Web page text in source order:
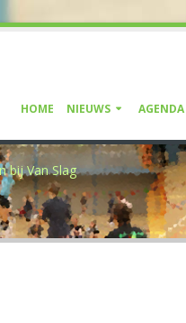
HOME NIEUWS AGENDA
bij Van Slag